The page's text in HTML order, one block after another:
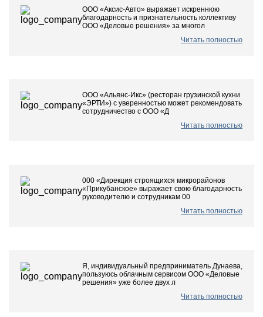
ООО «Аксис-Авто» выражает искреннюю
благодарность и признательность коллективу
ООО «Деловые решения» за многол
Читать полностью
ООО «Альянс-Икс» (ресторан грузинской кухни
«ЭРТИ») с уверенностью может рекомендовать
сотрудничество с ООО «Д
Читать полностью
000 «Дирекция строящихся микрорайонов
«Прикубанское» выражает свою благодарность
руководителю и сотрудникам 00
Читать полностью
Я, индивидуальный предприниматель Дунаева,
пользуюсь облачным сервисом ООО «Деловые
решения» уже более двух л
Читать полностью